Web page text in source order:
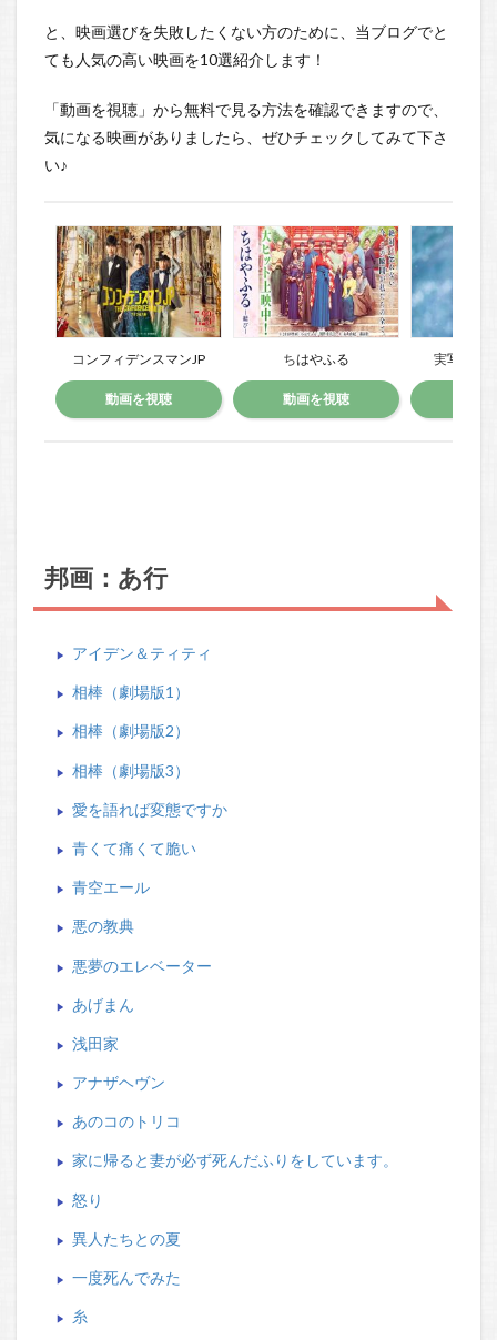
と、映画選びを失敗したくない方のために、当ブログでと
ても人気の高い映画を10選紹介します！
「動画を視聴」から無料で見る方法を確認できますので、
気になる映画がありましたら、ぜひチェックしてみて下さ
い♪
コンフィデンスマンJP
動画を視聴
ちはやふる
動画を視聴
実写版
邦画：あ行
アイデン＆ティティ
相棒（劇場版1）
相棒（劇場版2）
相棒（劇場版3）
愛を語れば変態ですか
青くて痛くて脆い
青空エール
悪の教典
悪夢のエレベーター
あげまん
浅田家
アナザヘヴン
あのコのトリコ
家に帰ると妻が必ず死んだふりをしています。
怒り
異人たちとの夏
一度死んでみた
糸